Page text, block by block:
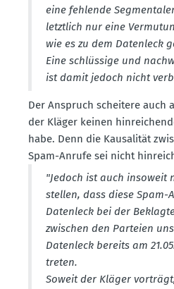
eine fehlende
letztlich nur eine
wie es zu dem Datenleck
Eine schlüssige und
ist damit jedoch nicht
Der Anspruch scheitere auch
der Kläger keinen
habe. Denn die Kausa­lität
Spam-Anrufe sei nicht
"Jedoch ist auch insoweit
stellen, dass diese Spam-
Datenleck bei der
zwischen den Parteien
Datenleck bereits am
treten.
Soweit der Kläger